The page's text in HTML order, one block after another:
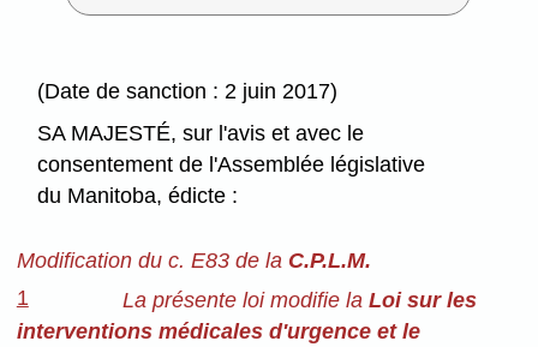
(Date de sanction : 2 juin 2017)
SA MAJESTÉ, sur l'avis et avec le
consentement de l'Assemblée législative
du Manitoba, édicte :
Modification du c. E83 de la C.P.L.M.
1
La présente loi modifie la Loi sur les
interventions médicales d'urgence et le